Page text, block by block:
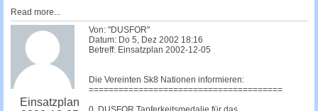
Read more...
Einsatzplan
Von: "DUSFOR"
Datum: Do 5, Dez 2002 18:16
Betreff: Einsatzplan 2002-12-05
Die Vereinten Sk8 Nationen informieren:
=======================================